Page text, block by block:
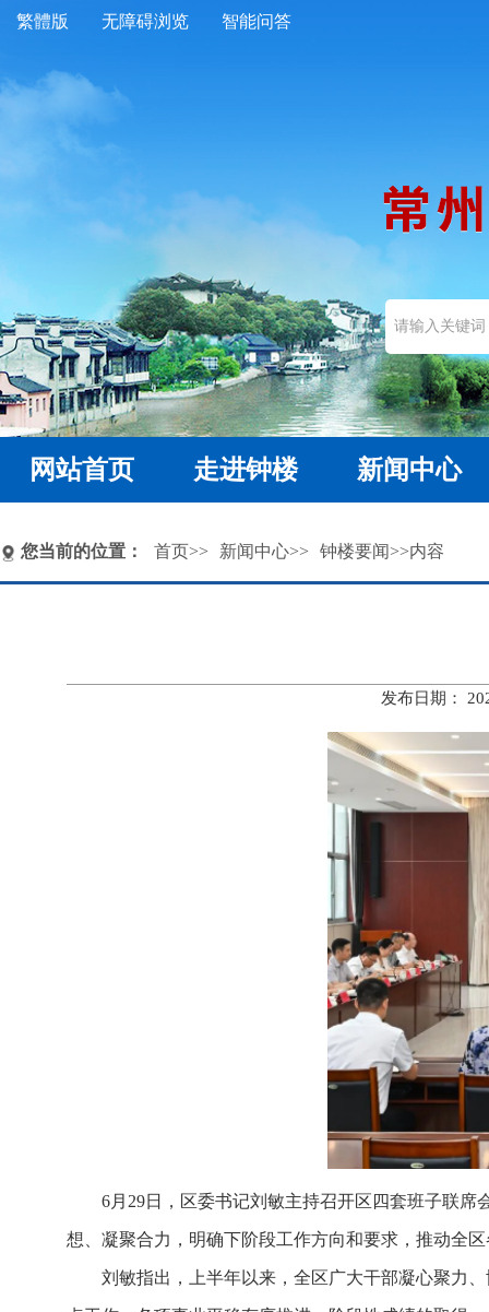
繁體版 无障碍浏览 智能问答
网站首页 走进钟楼 新闻中心
您当前的位置： 首页>> 新闻中心>> 钟楼要闻>>内容
发布日期：
6月29日，区委书记刘敏主持召开区四套班子联
想、凝聚合力，明确下阶段工作方向和要求，推动全
刘敏指出，上半年以来，全区广大干部凝心聚力